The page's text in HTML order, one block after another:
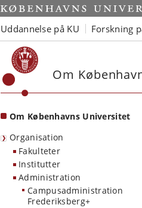
Start
Uddannelse på KU Forskning
Om
Om Københavns Universitet
Organisation
Fakulteter
Institutter
Administration
Campusadministration
Frederiksberg+